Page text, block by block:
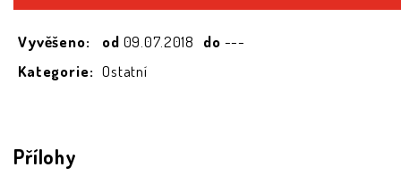
Vyvěšeno: od 09.07.2018 do ---
Kategorie: Ostatní
Přílohy